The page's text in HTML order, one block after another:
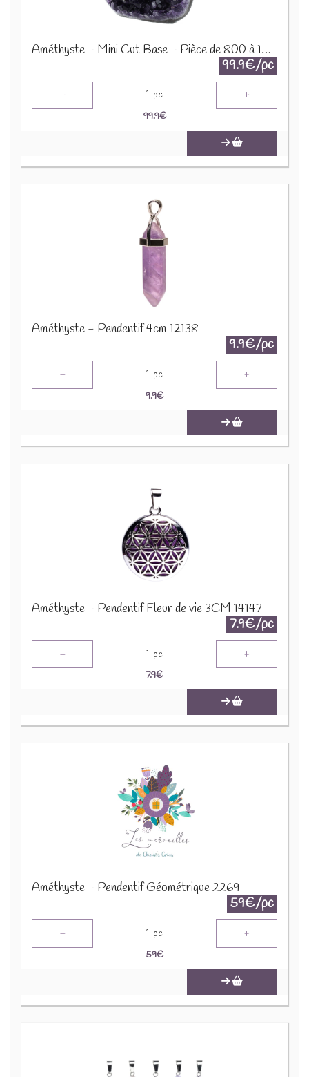
Améthyste - Mini Cut Base - Pièce de 800 à 1000 Gr 64059
99.9€/pc
- 1 pc +
99.9€
Améthyste - Pendentif 4cm 12138
9.9€/pc
- 1 pc +
9.9€
Améthyste - Pendentif Fleur de vie 3CM 14147
7.9€/pc
- 1 pc +
7.9€
Améthyste - Pendentif Géométrique 2269
59€/pc
- 1 pc +
59€